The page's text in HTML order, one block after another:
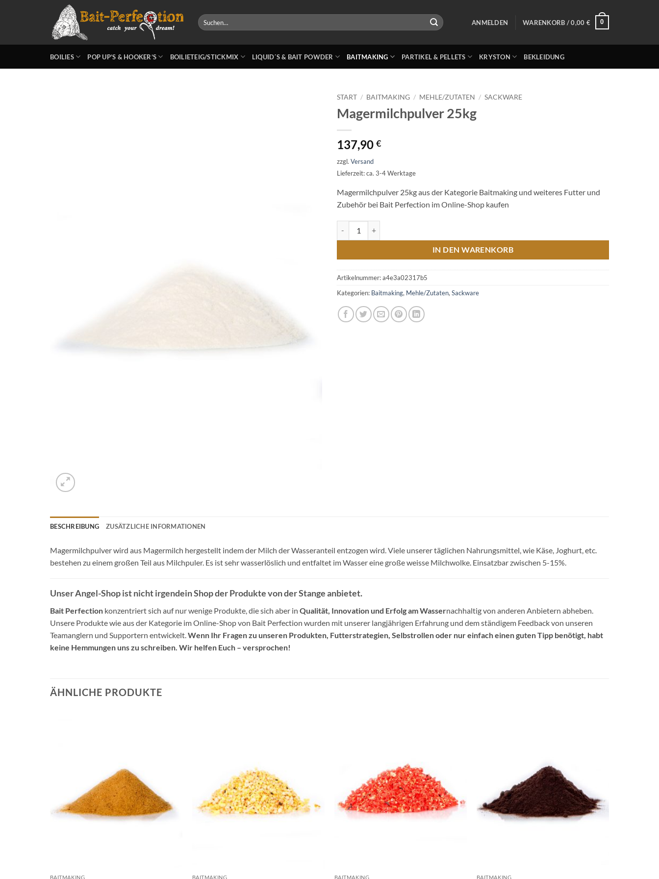
Suchen
nach:
ANMELDEN WARENKORB /0,00 € 0
BOILIES POP UP’S & HOOKER’S BOILIETEIG/STICKMIX LIQUID´S & BAIT POWDER BAITMAKING PARTIKEL & PELLETS KRYSTON BEKLEIDUNG
START / BAITMAKING / MEHLE/ZUTATEN / SACKWARE
Magermilchpulver 25kg
137,90 €
zzgl. Versand
Lieferzeit: ca. 3-4 Werktage
Magermilchpulver 25kg aus der Kategorie Baitmaking und weiteres Futter und
Zubehör bei Bait Perfection im Online-Shop kaufen
IN DEN WARENKORB
Artikelnummer:a4e3a02317b5
Kategorien: Baitmaking, Mehle/Zutaten, Sackware
BESCHREIBUNG ZUSÄTZLICHE INFORMATIONEN
Magermilchpulver wird aus Magermilch hergestellt indem der Milch der Wasseranteil entzogen wird. Viele unserer täglichen Nahrungsmittel, wie Käse, Joghurt, etc.
bestehen zu einem großen Teil aus Milchpuler. Es ist sehr wasserlöslich und entfaltet im Wasser eine große weisse Milchwolke. Einsatzbar zwischen 5-15%.
Unser Angel-Shop ist nicht irgendein Shop der Produkte von der Stange anbietet.
Bait Perfection konzentriert sich auf nur wenige Produkte, die sich aber in Qualität, Innovation und Erfolg am Wassernachhaltig von anderen Anbietern abheben.
Unsere Produkte wie aus der Kategorie im Online-Shop von Bait Perfection wurden mit unserer langjährigen Erfahrung und dem ständigem Feedback von unseren
Teamanglern und Supportern entwickelt.Wenn Ihr Fragen zu unseren Produkten, Futterstrategien, Selbstrollen oder nur einfach einen guten Tipp benötigt, habt
keine Hemmungen uns zu schreiben. Wir helfen Euch – versprochen!
ÄHNLICHE PRODUKTE
BAITMAKING BAITMAKING BAITMAKING BAITMAKING